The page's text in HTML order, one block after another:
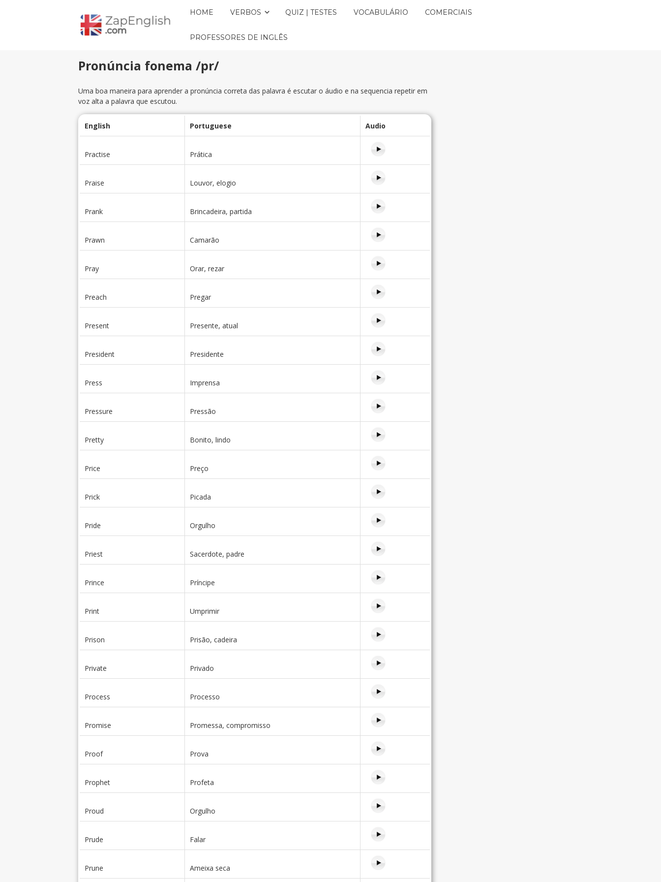
HOME VERBOS QUIZ | TESTES VOCABULÁRIO COMERCIAIS
PROFESSORES DE INGLÊS
Pronúncia fonema /pr/
Uma boa maneira para aprender a pronúncia correta das palavra é escutar o áudio e na sequencia repetir em
voz alta a palavra que escutou.
English Portuguese Audio
Practise Prática
Praise Louvor, elogio
Prank Brincadeira, partida
Prawn Camarão
Pray Orar, rezar
Preach Pregar
Present Presente, atual
President Presidente
Press Imprensa
Pressure Pressão
Pretty Bonito, lindo
Price Preço
Prick Picada
Pride Orgulho
Priest Sacerdote, padre
Prince Príncipe
Print Umprimir
Prison Prisão, cadeira
Private Privado
Process Processo
Promise Promessa, compromisso
Proof Prova
Prophet Profeta
Proud Orgulho
Prude Falar
Prune Ameixa seca